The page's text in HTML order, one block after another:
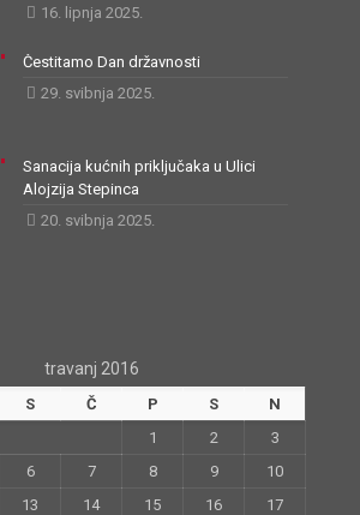
16. lipnja 2025.
Čestitamo Dan državnosti
29. svibnja 2025.
Sanacija kućnih priključaka u Ulici
Alojzija Stepinca
20. svibnja 2025.
travanj 2016
S Č P S
N
1
2
3
6 7 8 9
10
13 14 15 16
17